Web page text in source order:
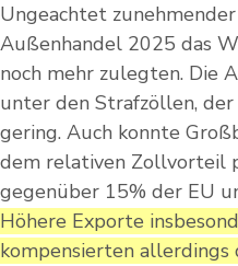
Ungeachtet
Außenhandel 2025 das
noch mehr zulegten. Die
unter den Strafzöllen,
gering. Auch konnte
dem relativen Zollvorteil
gegenüber 15% der EU
Höhere Exporte
kompensierten allerdings